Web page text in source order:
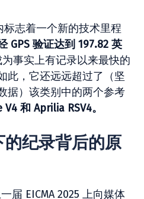
标志着一个新的技术里程
GPS 验证达到 197.82 英
为事实上有记录以来最快的
此，它还远远超过了（坚
据）该类别中的两个参考
和 Aprilia RSV4。
纪录背后的原
届 EICMA 2025 上向媒体